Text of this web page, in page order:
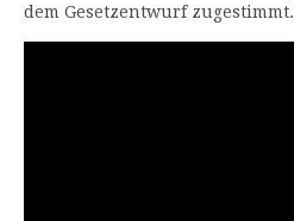
dem Gesetzentwurf zugestimmt.